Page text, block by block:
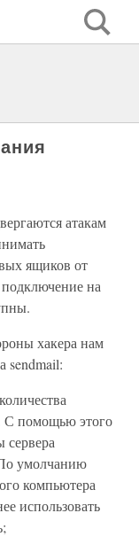
атакам
ящиков от
на
хакера нам
sendmail:
С помощью этого
умолчанию
компьютера
использовать